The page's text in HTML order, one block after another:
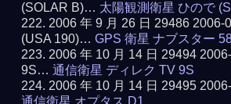
(SOLAR B)… 太陽観測衛星 ひので
2006 年 9 月 26 日 29486 2006-
(USA 190)…GPS 衛星 ナブスター
2006 年 10 月 14 日 29494
9S…通信衛星 ディレク TV 9S
2006 年 10 月 14 日 29495
通信衛星 オプタス D1